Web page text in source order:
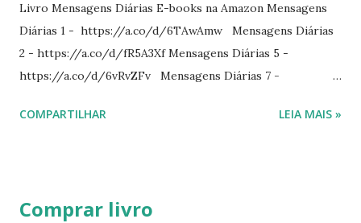
Livro Mensagens Diárias E-books na Amazon Mensagens
Diárias 1 - https://a.co/d/6TAwAmw Mensagens Diárias
2 - https://a.co/d/fR5A3Xf Mensagens Diárias 5 -
https://a.co/d/6vRvZFv Mensagens Diárias 7 -
https://a.co/d/h4iP1oj Mensagens Diárias 10 -
Mensagens Diárias 4 -
COMPARTILHAR LEIA MAIS »
Comprar livro